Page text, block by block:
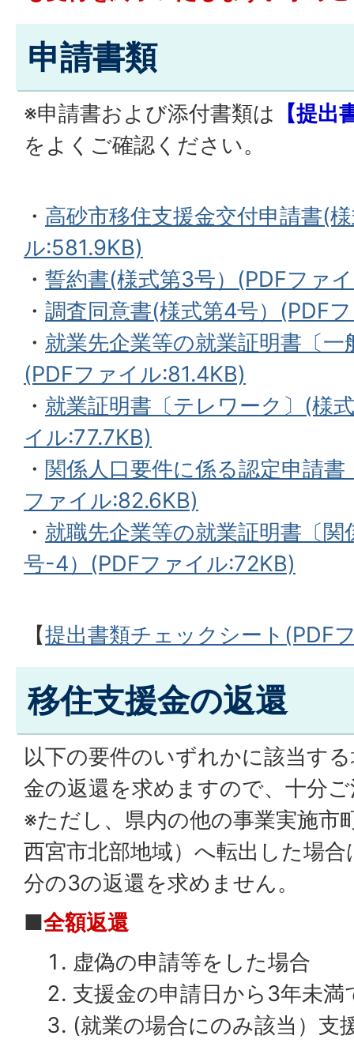
申請書類
※申請書および添付書類は 【提
をよくご確認ください。
・ 高砂市移住支援金交付申請書(
ル:581.9KB)
・ 誓約書(様式第3号）(PDFファ
・ 調査同意書(様式第4号）(PDF
・ 就業先企業等の就業証明書〔
(PDFファイル:81.4KB)
・ 就業証明書〔テレワーク〕(様
イル:77.7KB)
・ 関係人口要件に係る認定申請
ファイル:82.6KB)
・ 就職先企業等の就業証明書〔関
号-4）(PDFファイル:72KB)
【提出書類チェックシート(PDF
移住支援金の返還
以下の要件のいずれかに該当す
金の返還を求めますので、十分
※ただし、県内の他の事業実施市
西宮市北部地域）へ転出した場
分の3の返還を求めません。
■全額返還
虚偽の申請等をした場合
支援金の申請日から3年未
(就業の場合にのみ該当）支